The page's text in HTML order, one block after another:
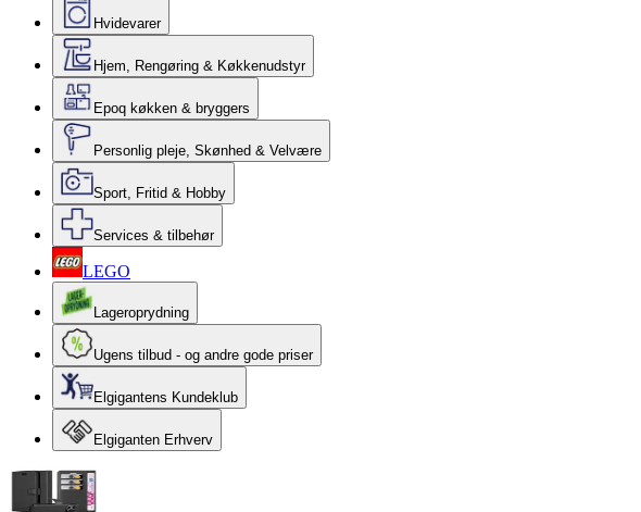
Hvidevarer
Hjem, Rengøring & Køkkenudstyr
Epoq køkken & bryggers
Personlig pleje, Skønhed & Velvære
Sport, Fritid & Hobby
Services & tilbehør
LEGO
Lageroprydning
Ugens tilbud - og andre gode priser
Elgigantens Kundeklub
Elgiganten Erhverv